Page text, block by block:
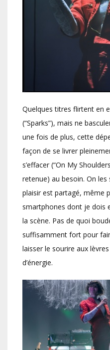
Quelques titres flirtent en
(“Sparks”), mais ne
une fois de plus, cette
façon de se livrer
s’effacer (“On My
retenue) au besoin. On les
plaisir est partagé, même
smartphones dont je dois
la scène. Pas de quoi
suffisamment fort pour
laisser le sourire aux
d’énergie.